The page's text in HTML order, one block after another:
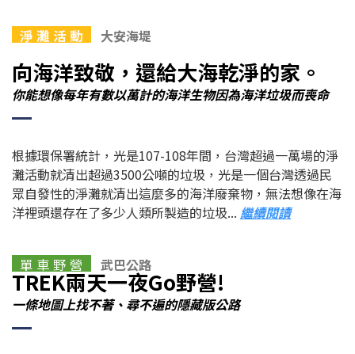
淨 灘 活 動 大安海堤
向海洋致敬，還給大海乾淨的家。
你能想像每年有數以萬計的海洋生物因為海洋垃圾而喪命
根據環保署統計，光是107-108年間，台灣超過一萬場的淨
灘活動就清出超過3500公噸的垃圾，光是一個台灣透過民
眾自發性的淨灘就清出這麼多的海洋廢棄物，無法想像在海
洋裡頭還存在了多少人類所製造的垃圾... 繼續閱讀
單 車 野 營 武巴公路
TREK兩天一夜Go野營!
一條地圖上找不著、尋不遍的隱藏版公路